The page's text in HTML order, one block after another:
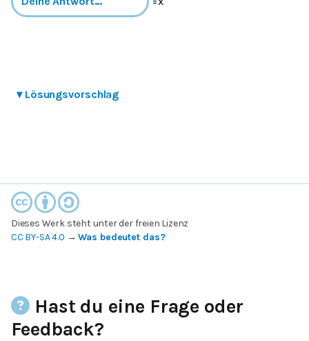
▾ Lösungsvorschlag
Dieses Werk steht unter der freien Lizenz
CC BY-SA 4.0 →Was bedeutet das?
Hast du eine Frage oder
Feedback?